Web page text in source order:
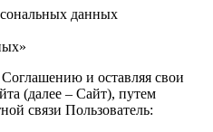
данных
и оставляя свои
(далее – Сайт), путем
связи Пользователь: